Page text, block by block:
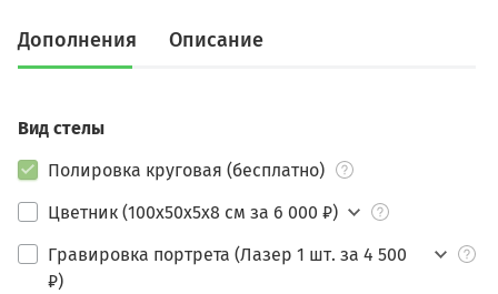
Дополнения Описание
Вид стелы
Полировка круговая (бесплатно)
Цветник (100х50х5х8 см за 6 000 ₽)
Гравировка портрета (Лазер 1 шт. за 4 500
₽)